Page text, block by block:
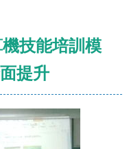
技能培訓模
提升